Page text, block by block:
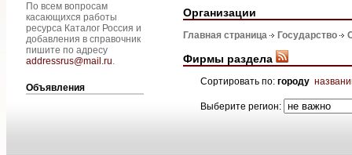
По всем вопросам
касающихся работы
ресурса Каталог Россия и
добавления в справочник
пишите по адресу
addressrus@mail.ru.
Объявления
Организации
Главная страница Государство
Фирмы раздела
Сортировать по: городу
Выберите регион: